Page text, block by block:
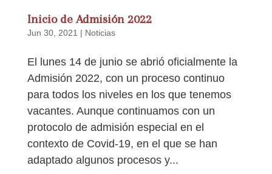
Inicio de Admisión 2022
Jun 30, 2021 | Noticias
El lunes 14 de junio se abrió oficialmente la
Admisión 2022, con un proceso continuo
para todos los niveles en los que tenemos
vacantes. Aunque continuamos con un
protocolo de admisión especial en el
contexto de Covid-19, en el que se han
adaptado algunos procesos y...